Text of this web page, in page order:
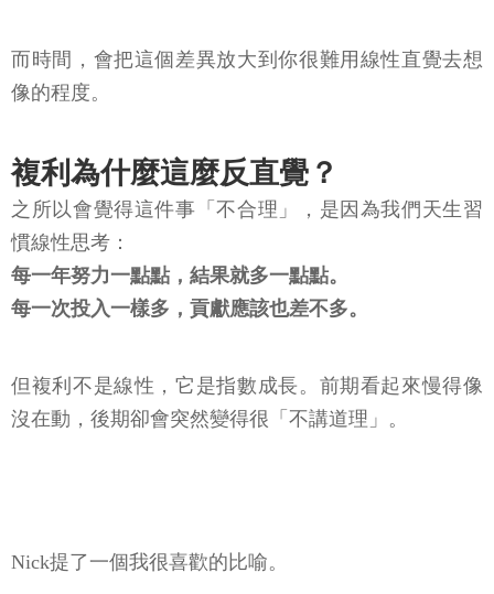
而時間，會把這個差異放大到你很難用線性直覺去想
像的程度。
複利為什麼這麼反直覺？
之所以會覺得這件事「不合理」，是因為我們天生習
慣線性思考：
每一年努力一點點，結果就多一點點。
每一次投入一樣多，貢獻應該也差不多。
但複利不是線性，它是指數成長。前期看起來慢得像
沒在動，後期卻會突然變得很「不講道理」。
Nick提了一個我很喜歡的比喻。